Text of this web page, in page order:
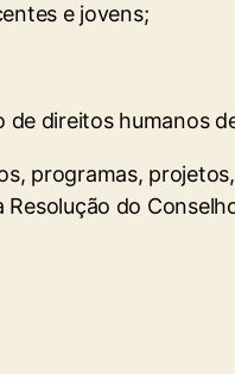
e jovens;
direitos humanos
programas,
do